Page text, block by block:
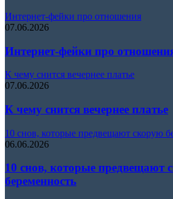
Интернет-фейки про отношения
07.06.2026
Интернет-фейки про
К чему снится вечернее платье
07.06.2026
К чему снится вечернее платье
10 снов, которые предвещают скорую
06.06.2026
10 снов, которые предвещают
беременность